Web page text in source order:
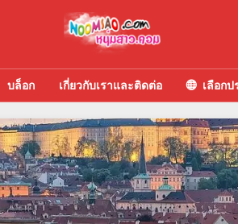
บล็อก เกี่ยวกับเราและติดต่อ เลือกป